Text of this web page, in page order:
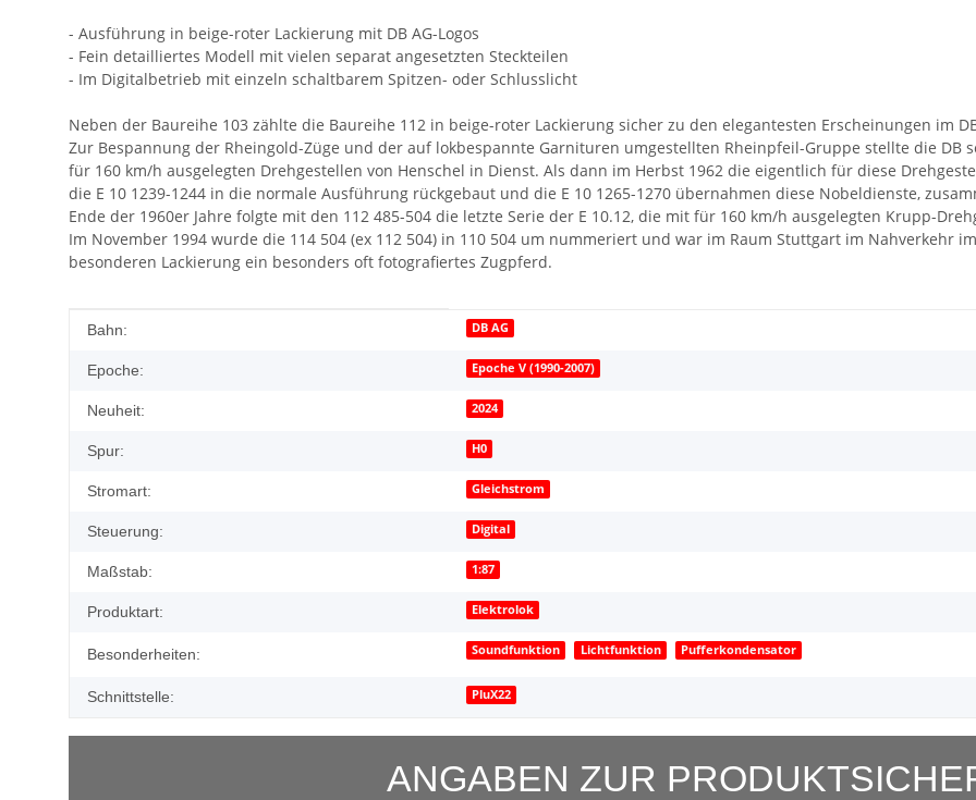
- Ausführung in beige-roter Lackierung mit DB AG-Logos
- Fein detailliertes Modell mit vielen separat angesetzten Steckteilen
- Im Digitalbetrieb mit einzeln schaltbarem Spitzen- oder Schlusslicht
Neben der Baureihe 103 zählte die Baureihe 112 in beige-roter Lackierung sicher zu den elegantesten Erscheinungen im
Zur Bespannung der Rheingold-Züge und der auf lokbespannte Garnituren umgestellten Rheinpfeil-Gruppe stellte die DB
für 160 km/h ausgelegten Drehgestellen von Henschel in Dienst. Als dann im Herbst 1962 die eigentlich für diese
die E 10 1239-1244 in die normale Ausführung rückgebaut und die E 10 1265-1270 übernahmen diese Nobeldienste,
Ende der 1960er Jahre folgte mit den 112 485-504 die letzte Serie der E 10.12, die mit für 160 km/h ausgelegten Krupp-
Im November 1994 wurde die 114 504 (ex 112 504) in 110 504 um nummeriert und war im Raum Stuttgart im Nahverkehr
besonderen Lackierung ein besonders oft fotografiertes Zugpferd.
Produkteigenschaft
Wert
Bahn: DB AG
Epoche: Epoche V (1990-2007)
Neuheit: 2024
Spur: H0
Stromart: Gleichstrom
Steuerung: Digital
Maßstab: 1:87
Produktart: Elektrolok
Besonderheiten: Soundfunktion Lichtfunktion Pufferkondensator
Schnittstelle: PluX22
ANGABEN ZUR